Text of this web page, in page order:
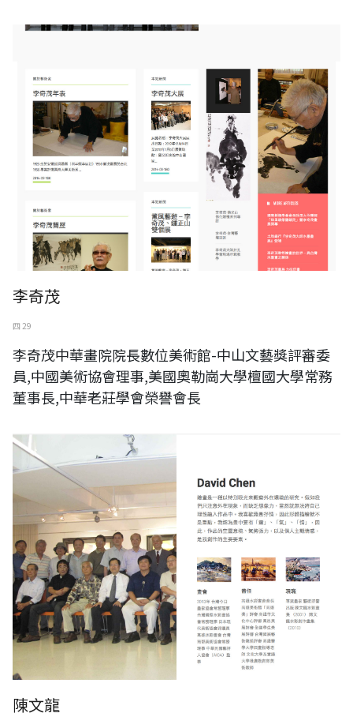
李奇茂
四 29
李奇茂中華畫院院長數位美術館-中山文藝獎評審委
員,中國美術協會理事,美國奧勒崗大學檀國大學常務
董事長,中華老莊學會榮譽會長
陳文龍